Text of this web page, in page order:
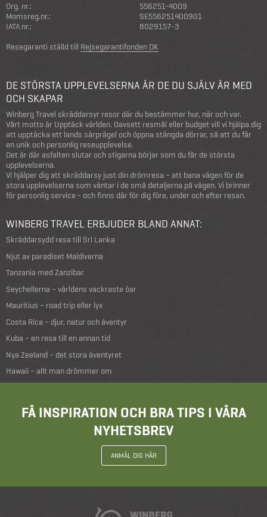
Org. nr.:
556251-4009
Momsreg.nr.:
SE556251400901
IATA nr.:
8029157-3
Resegaranti ställd till Rejsegarantifonden DK
DE STÖRSTA UPPLEVELSERNA ÄR DE DU SJÄLV ÄR MED
OCH SKAPAR
Winberg Travel skräddarsyr resor där du bestämmer hur, när och var.
Vårt motto är Upptäck världen. Oavsett resmål eller budget vill vi hjälpa dig
att upptäcka ett lands särprägel och öppna stängda dörrar, så att du får
en unik och personlig reseupplevelse.
Det är där asfalten slutar och stigarna börjar som du får de största
upplevelserna.
Vi hjälper dig att skräddarsy just din drömresa – att bana vägen för de
stora upplevelserna som väntar i de små detaljerna på vägen. Vi brinner
för personlig service - och finns där för dig före, under och efter resan.
WINBERG TRAVEL ERBJUDER BLAND ANNAT:
Skräddarsydd resa till Sri Lanka
Njut av paradiset Maldiverna
Tanzania med Zanzibar
Seychellerna – världens vackraste öar
Mauritius – road trip eller lyx
Costa Rica – djur, natur och äventyr
Kuba – en resa till en annan tid
Nya Zeeland – det stora äventyret
Hawaii – allt man drömmer om
FÅ INSPIRATION OCH BRA TIPS I VÅRA
NYHETSBREV
ANMÄL DIG HÄR